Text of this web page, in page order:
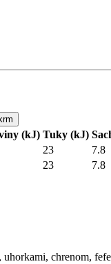
(kJ) Tuky (kJ)
23 7.8
23 7.8
chrenom,